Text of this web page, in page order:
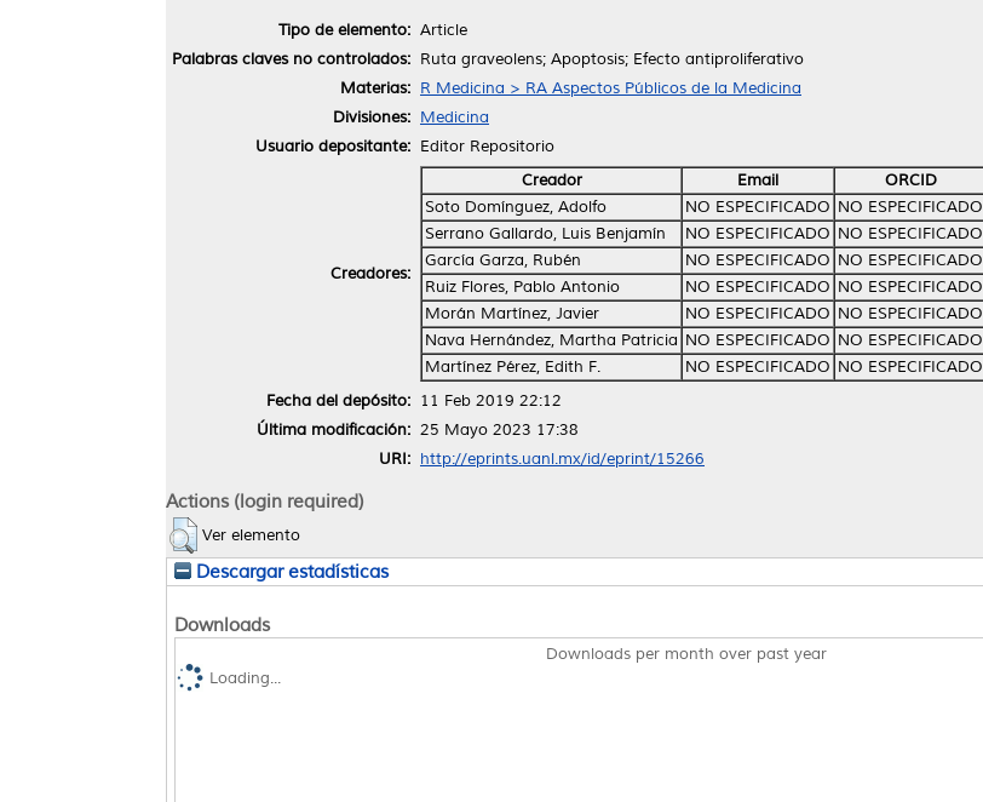
Tipo de elemento: Article
Palabras claves no controlados: Ruta graveolens; Apoptosis; Efecto antiproliferativo
Materias: R Medicina > RA Aspectos Públicos de la Medicina
Divisiones: Medicina
Usuario depositante: Editor Repositorio
Creadores:
Creador Email
ORCID
Soto Domínguez, Adolfo
NO ESPECIFICADO NO ESPECIFICADO
Serrano Gallardo, Luis Benjamín
NO ESPECIFICADO NO ESPECIFICADO
García Garza, Rubén
NO ESPECIFICADO NO ESPECIFICADO
Ruiz Flores, Pablo Antonio
NO ESPECIFICADO NO ESPECIFICADO
Morán Martínez, Javier
NO ESPECIFICADO NO ESPECIFICADO
Nava Hernández, Martha Patricia NO ESPECIFICADO NO ESPECIFICADO
Martínez Pérez, Edith F.
NO ESPECIFICADO NO ESPECIFICADO
Fecha del depósito: 11 Feb 2019 22:12
Última modificación: 25 Mayo 2023 17:38
URI: http://eprints.uanl.mx/id/eprint/15266
Actions (login required)
Ver elemento
Descargar estadísticas
Downloads
Downloads per month over past year
Loading...